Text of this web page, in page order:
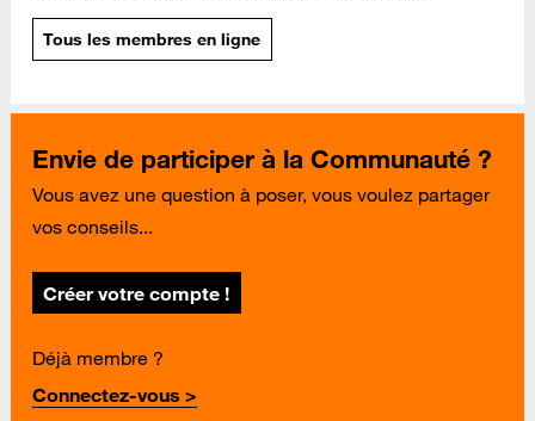
Tous les membres en ligne
Envie de participer à la Communauté ?
Vous avez une question à poser, vous voulez partager
vos conseils...
Créer votre compte !
Déjà membre ?
Connectez-vous >